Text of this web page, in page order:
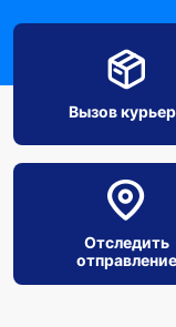
Вызов
Отследить
отправление